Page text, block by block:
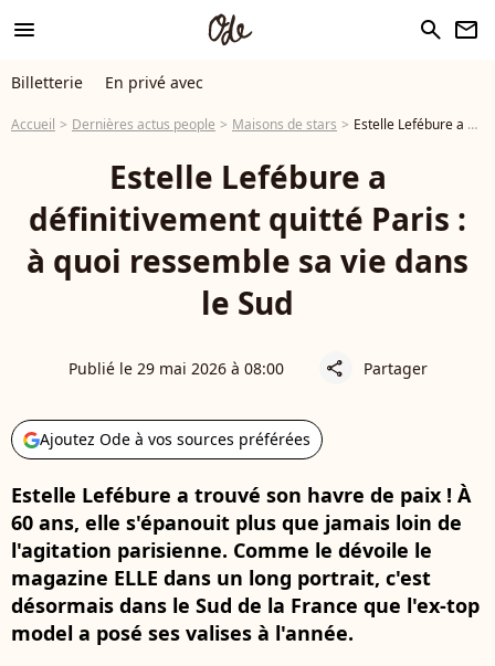
menu search newsletter
Billetterie En privé avec
Accueil Dernières actus people Maisons de stars Estelle Lefébure a définitivement quitté Paris : à quoi ressemble sa vie dans le Sud
Estelle Lefébure a
définitivement quitté Paris :
à quoi ressemble sa vie dans
le Sud
Publié le 29 mai 2026 à 08:00 share Partager
Ajoutez Ode à vos sources préférées
Estelle Lefébure a trouvé son havre de paix ! À
60 ans, elle s'épanouit plus que jamais loin de
l'agitation parisienne. Comme le dévoile le
magazine ELLE dans un long portrait, c'est
désormais dans le Sud de la France que l'ex-top
model a posé ses valises à l'année.